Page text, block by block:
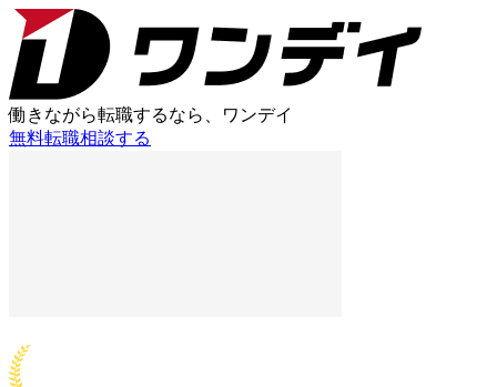
働きながら転職するなら、ワンデイ
無料転職相談する